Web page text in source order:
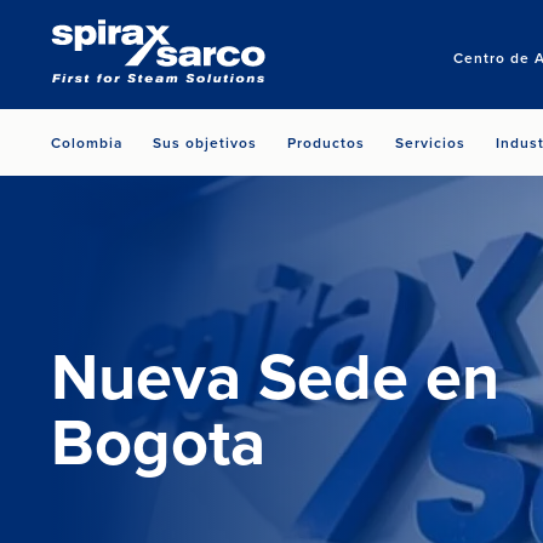
Centro de
Colombia Sus objetivos Productos Servicios
Nueva Sede en
Bogota